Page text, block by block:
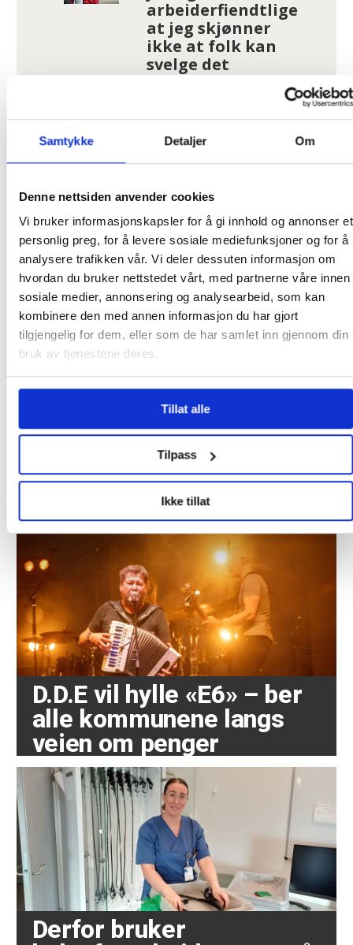
Samtykke Detaljer Om
Denne nettsiden anvender cookies
Vi bruker informasjonskapsler for å gi innhold og annonser et
personlig preg, for å levere sosiale mediefunksjoner og for å
analysere trafikken vår. Vi deler dessuten informasjon om
hvordan du bruker nettstedet vårt, med partnerne våre innen
sosiale medier, annonsering og analysearbeid, som kan
kombinere den med annen informasjon du har gjort
tilgjengelig for dem, eller som de har samlet inn gjennom din
bruk av tjenestene deres.
Tillat alle
Tilpass
Ikke tillat
arbeiderfiendtlige
at jeg skjønner
ikke at folk kan
svelge det
I kø for å bli enige
om lønna. Sjekk
hele lista her
du har krav på
gratis
tannbehandling
uten å vite det
Pårørende som
varslet om
Uranienborghjemmet:
– De tar svaret for god
Fruktsukker
utpekt som driver
for kreft
Les flere nyheter:
D.D.E vil hylle «E6» – ber
alle kommunene langs
veien om penger
Derfor bruker